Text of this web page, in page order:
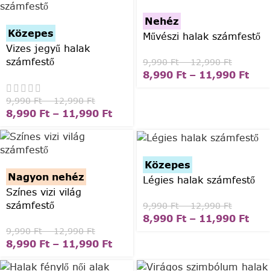
Közepes
Vizes jegyű halak
számfestő
9,990Ft – 12,990Ft
8,990 Ft – 11,990 Ft
Nehéz
Művészi halak számfestő
9,990Ft – 12,990Ft
8,990 Ft – 11,990 Ft
Nagyon nehéz
Színes vizi világ
számfestő
9,990Ft – 12,990Ft
8,990 Ft – 11,990 Ft
Közepes
Légies halak számfestő
9,990Ft – 12,990Ft
8,990 Ft – 11,990 Ft